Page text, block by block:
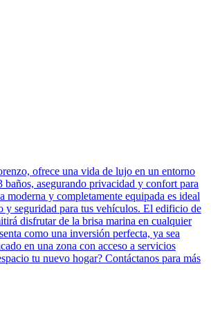
ofrece una vida de lujo en un entorno
asegurando privacidad y confort para
moderna y completamente equipada es ideal
y seguridad para tus vehículos. El edificio de
disfrutar de la brisa marina en cualquier
como una inversión perfecta, ya sea
en una zona con acceso a servicios
tu nuevo hogar? Contáctanos para más